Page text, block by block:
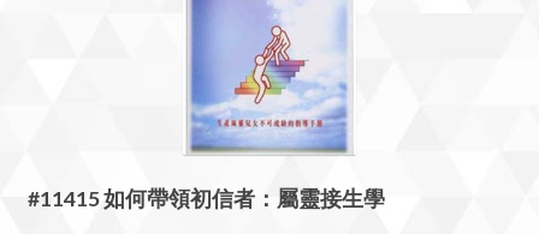
#11415 如何帶領初信者：屬靈接生學